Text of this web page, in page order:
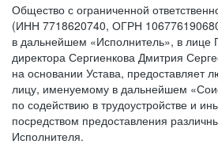
Общество с ограниченной
(ИНН 7718620740, ОГРН
в дальнейшем «Исполнитель», в лице
директора Сергиенкова Дмитрия
на основании Устава, предоставляет
лицу, именуемому в дальнейшем
по содействию в трудоустройстве и
посредством предоставления
Исполнителя.